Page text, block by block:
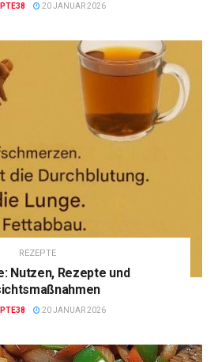
20 JANUAR 2026
REZEPTE
Nutzen, Rezepte und
20 JANUAR 2026